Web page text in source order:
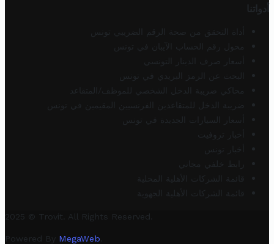
أدواتنا
أداة التحقق من صحة الرقم الضريبي تونس
محول رقم الحساب الآيبان في تونس
أسعار صرف الدينار التونسي
البحث عن الرمز البريدي في تونس
محاكي ضريبة الدخل الشخصي للموظف/المتقاعد
ضريبة الدخل للمتقاعدين الفرنسيين المقيمين في تونس
أسعار السيارات الجديدة في تونس
أخبار تروفيت
أخبار تونس
رابط خلفي مجاني
قائمة الشركات الأهلية المحلية
قائمة الشركات الأهلية الجهوية
2025 © Trovit. All Rights Reserved.
Powered By MegaWeb